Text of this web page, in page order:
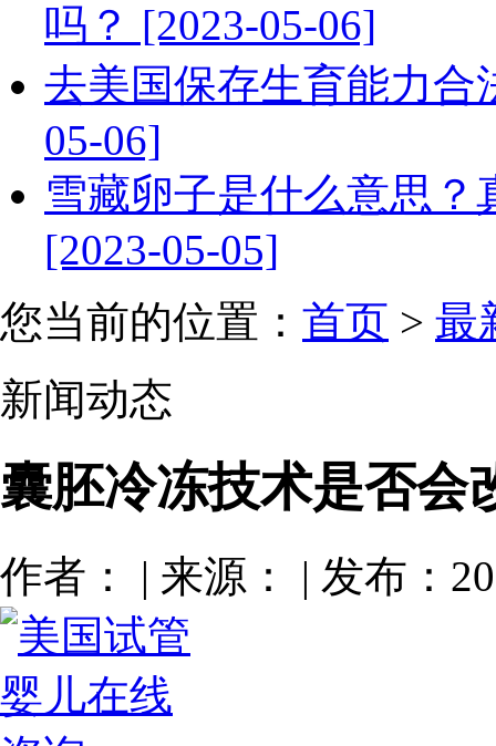
吗？ [2023-05-06]
去美国保存生育能力合
05-06]
雪藏卵子是什么意思
[2023-05-05]
您当前的位置： 首页 > 最
新闻动态
囊胚冷冻技术是否会
作者： | 来源： | 发布：